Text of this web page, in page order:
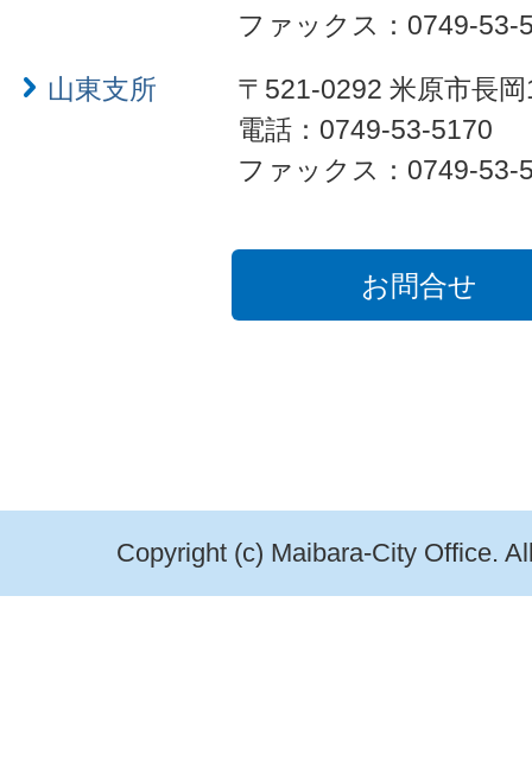
ファックス：0749-53-
山東支所
〒521-0292 米原市長
電話：0749-53-5170
ファックス：0749-53-
お問合せ
Copyright (c) Maibara-City Office.